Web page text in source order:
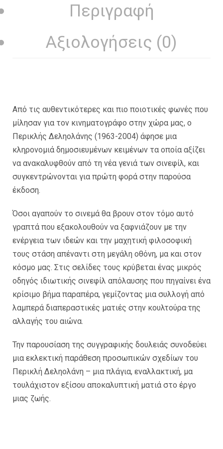
Περιγραφή
Αξιολογήσεις (0)
Από τις αυθεντικότερες και πιο ποιοτικές φωνές που
μίλησαν για τον κινηματογράφο στην χώρα μας, ο
Περικλής Δεληολάνης (1963-2004) άφησε μια
κληρονομιά δημοσιευμένων κειμένων τα οποία αξίζει
να ανακαλυφθούν από τη νέα γενιά των σινεφίλ, και
συγκεντρώνονται για πρώτη φορά στην παρούσα
έκδοση.
Όσοι αγαπούν το σινεμά θα βρουν στον τόμο αυτό
γραπτά που εξακολουθούν να ξαφνιάζουν με την
ενέργεια των ιδεών και την μαχητική φιλοσοφική
τους στάση απέναντι στη μεγάλη οθόνη, μα και στον
κόσμο μας. Στις σελίδες τους κρύβεται ένας μικρός
οδηγός ιδιωτικής σινεφίλ απόλαυσης που πηγαίνει ένα
κρίσιμο βήμα παραπέρα, γεμίζοντας μια συλλογή από
λαμπερά διαπεραστικές ματιές στην κουλτούρα·της
αλλαγής του αιώνα.
Την παρουσίαση της συγγραφικής δουλειάς συνοδεύει
μια εκλεκτική παράθεση προσωπικών σχεδίων του
Περικλή Δεληολάνη – μια πλάγια, εναλλακτική, μα
τουλάχιστον εξίσου αποκαλυπτική ματιά στο έργο
μιας ζωής.